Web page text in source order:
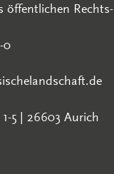
öffentlichen Rechts-
0
5 | 26603 Aurich